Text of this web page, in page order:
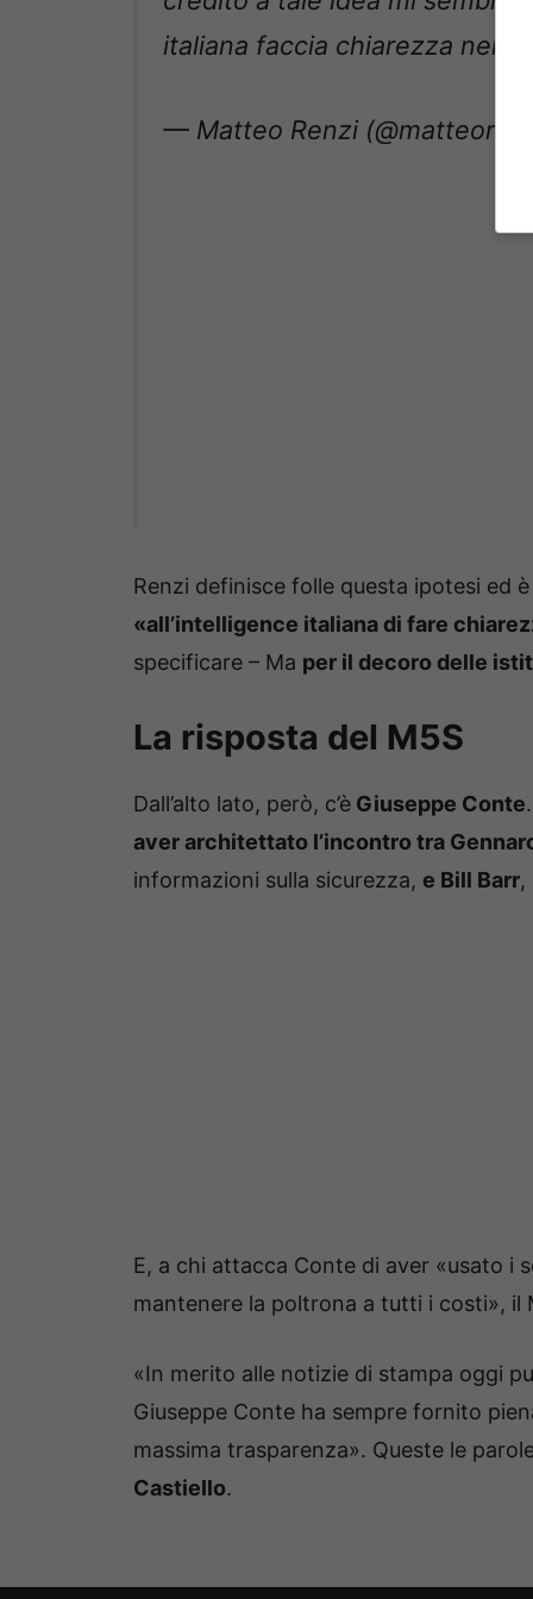
italiana faccia chiarezza nelle
— Matteo Renzi
Renzi definisce folle questa ipotesi ed
«all’intelligence italiana di fare
specificare – Ma
per il decoro delle
La risposta del M5S
Dall’alto lato, però, c’è Giuseppe Conte
aver architettato l’incontro tra
informazioni sulla sicurezza,
e Bill Barr
E, a chi attacca Conte di aver «usato i
mantenere la poltrona a tutti i costi»,
«In merito alle notizie di stampa oggi
Giuseppe Conte ha sempre fornito
massima trasparenza». Queste le
Castiello